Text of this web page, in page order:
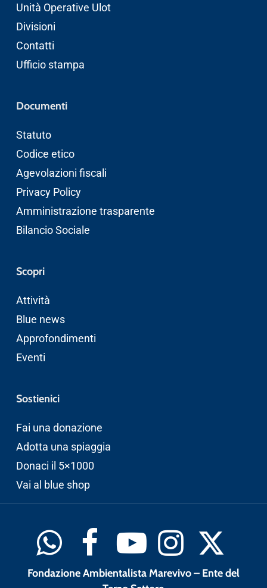
Unità Operative Ulot
Divisioni
Contatti
Ufficio stampa
Documenti
Statuto
Codice etico
Agevolazioni fiscali
Privacy Policy
Amministrazione trasparente
Bilancio Sociale
Scopri
Attività
Blue news
Approfondimenti
Eventi
Sostienici
Fai una donazione
Adotta una spiaggia
Donaci il 5×1000
Vai al blue shop
Fondazione Ambientalista Marevivo – Ente del